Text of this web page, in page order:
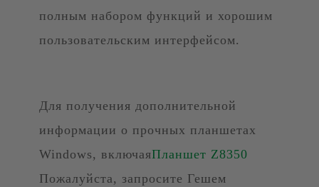
полным набором функций и хорошим
пользовательским интерфейсом.
Для получения дополнительной
информации о прочных планшетах
Windows, включаяПланшет Z8350
Пожалуйста, запросите Гешем